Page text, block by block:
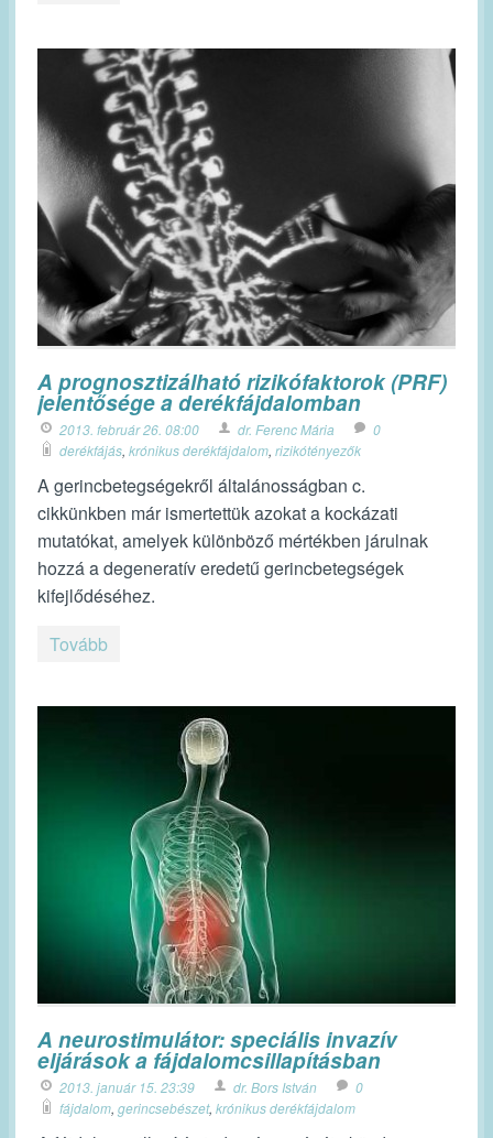
A prognosztizálható rizikófaktorok (PRF)
jelentősége a derékfájdalomban
2013. február 26. 08:00 dr. Ferenc Mária
0
derékfájás, krónikus derékfájdalom, rizikótényezők
A gerincbetegségekről általánosságban c.
cikkünkben már ismertettük azokat a kockázati
mutatókat, amelyek különböző mértékben járulnak
hozzá a degeneratív eredetű gerincbetegségek
kifejlődéséhez.
Tovább
A neurostimulátor: speciális invazív
eljárások a fájdalomcsillapításban
2013. január 15. 23:39 dr. Bors István
0
fájdalom, gerincsebészet, krónikus derékfájdalom